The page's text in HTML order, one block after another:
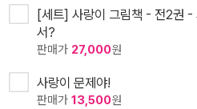
[세트] 사랑이 그림책 - 전2권 -
서?
판매가 27,000원
사랑이 문제야!
판매가 13,500원